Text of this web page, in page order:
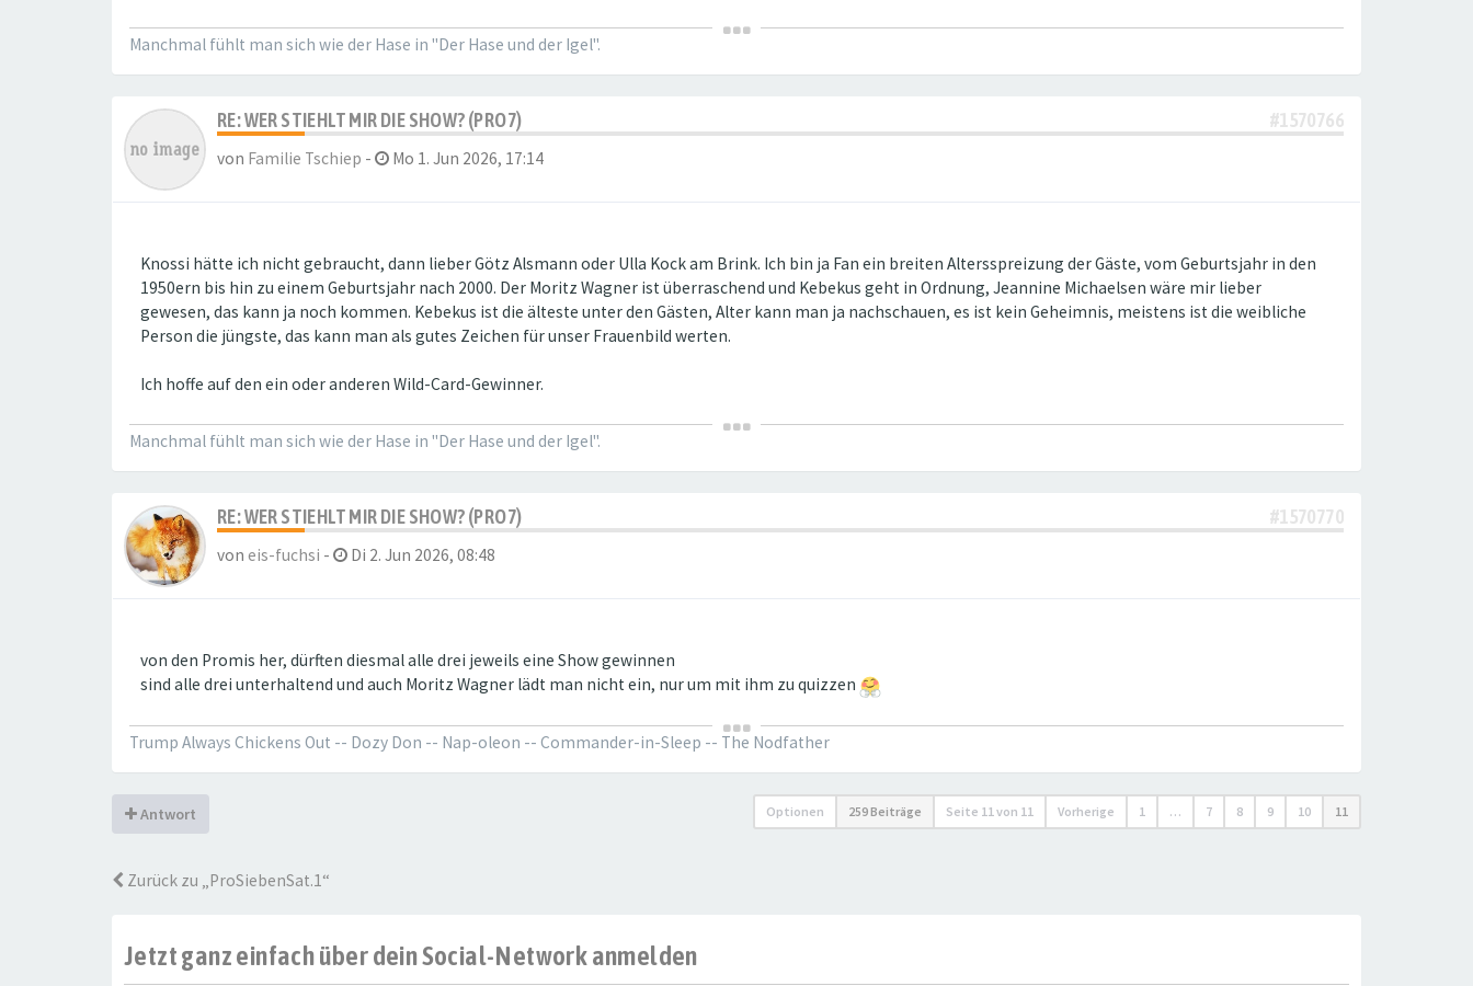
Manchmal fühlt man sich wie der Hase in "Der Hase und der Igel".
RE: WER STIEHLT MIR DIE SHOW? (PRO7) #1570766
von Familie Tschiep - Mo 1. Jun 2026, 17:14
Knossi hätte ich nicht gebraucht, dann lieber Götz Alsmann oder Ulla Kock am Brink. Ich bin ja Fan ein breiten Altersspreizung der Gäste, vom Geburtsjahr in den
1950ern bis hin zu einem Geburtsjahr nach 2000. Der Moritz Wagner ist überraschend und Kebekus geht in Ordnung, Jeannine Michaelsen wäre mir lieber
gewesen, das kann ja noch kommen. Kebekus ist die älteste unter den Gästen, Alter kann man ja nachschauen, es ist kein Geheimnis, meistens ist die weibliche
Person die jüngste, das kann man als gutes Zeichen für unser Frauenbild werten.
Ich hoffe auf den ein oder anderen Wild-Card-Gewinner.
Manchmal fühlt man sich wie der Hase in "Der Hase und der Igel".
RE: WER STIEHLT MIR DIE SHOW? (PRO7) #1570770
von eis-fuchsi - Di 2. Jun 2026, 08:48
von den Promis her, dürften diesmal alle drei jeweils eine Show gewinnen
sind alle drei unterhaltend und auch Moritz Wagner lädt man nicht ein, nur um mit ihm zu quizzen
Trump Always Chickens Out -- Dozy Don -- Nap-oleon -- Commander-in-Sleep -- The Nodfather
Antwort Optionen 259 Beiträge Seite 11 von 11 Vorherige 1 … 7 8 9 10 11
Zurück zu „ProSiebenSat.1“
Jetzt ganz einfach über dein Social-Network anmelden